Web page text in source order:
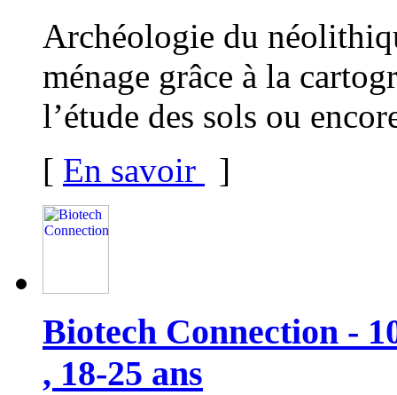
Archéologie du
ménage grâce à la
l’étude des sols ou
[ En savoir ]
Biotech Connection -
, 18-25 ans